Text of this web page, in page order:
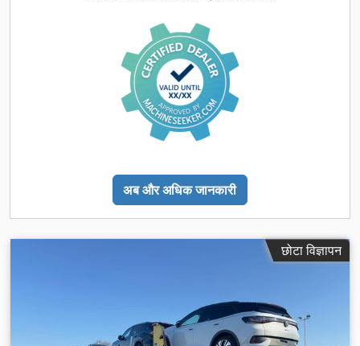
अब और अधिक जानकारी
छोटा विज्ञापन